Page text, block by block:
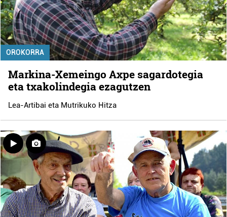
OROKORRA
Markina-Xemeingo Axpe sagardotegia
eta txakolindegia ezagutzen
Lea-Artibai eta Mutrikuko Hitza